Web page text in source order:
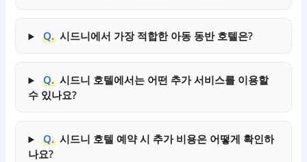
Q. 시드니에서 가장 적합한 아동 동반 호텔은?
Q. 시드니 호텔에서는 어떤 추가 서비스를 이용할
수 있나요?
Q. 시드니 호텔 예약 시 추가 비용은 어떻게 확인하
나요?